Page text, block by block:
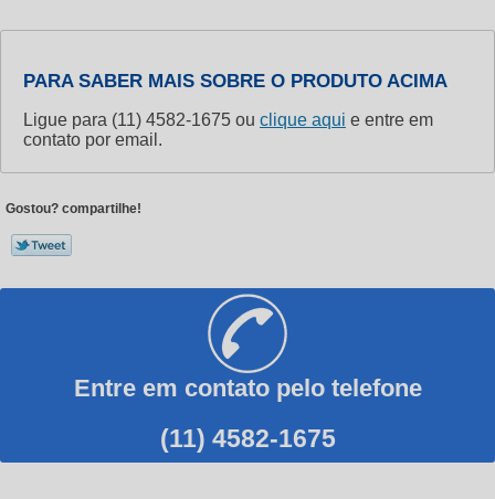
PARA SABER MAIS SOBRE O PRODUTO ACIMA
Ligue para (11) 4582-1675 ou clique aqui e entre em
contato por email.
Gostou? compartilhe!
Entre em contato pelo telefone
(11) 4582-1675